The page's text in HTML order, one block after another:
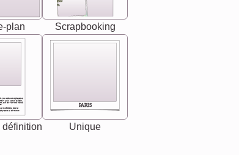
plan Scrapbooking
closet confidante, sister at
partner in adventure.
you without explanation
She's your partner in life's,
and the one with whom
définition
PARIS
Unique